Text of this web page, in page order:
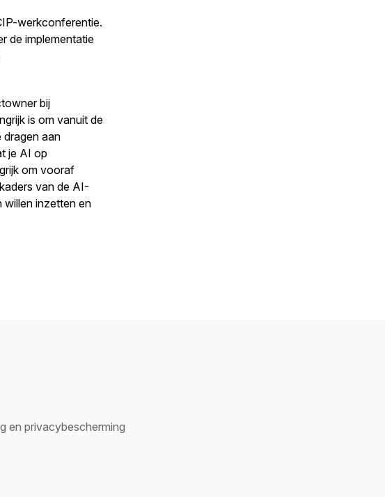
werkconferentie.
de implementatie
bij
is om vanuit de
aan
je AI op
om vooraf
van de AI-
inzetten en
en privacybescherming